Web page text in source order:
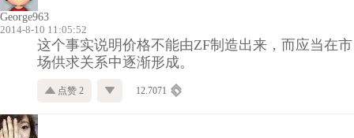
George963
2014-8-10 11:05:52
这个事实说明价格不能由ZF制造出来，而应当在市
场供求关系中逐渐形成。
点赞 2 12.7071